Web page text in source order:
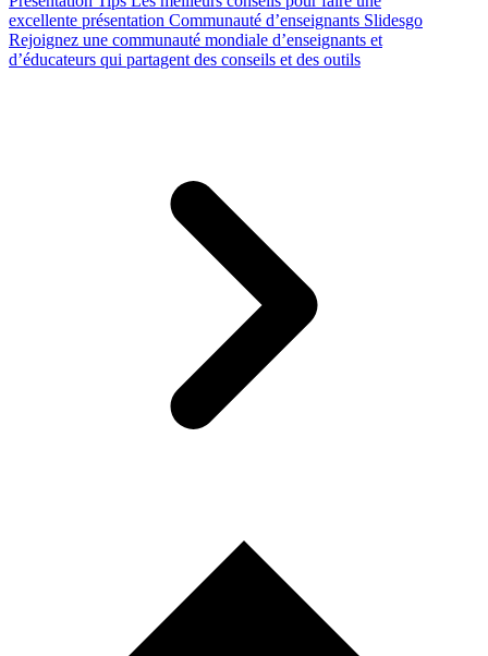
excellente présentation Communauté d’enseignants Slidesgo
Rejoignez une communauté mondiale d’enseignants et
d’éducateurs qui partagent des conseils et des outils